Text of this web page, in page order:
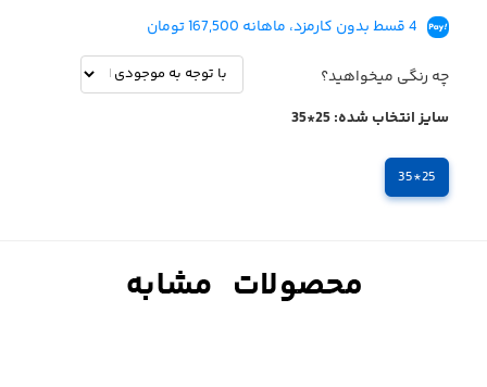
4 قسط بدون کارمزد، ماهانه 167,500 تومان
چه رنگی میخواهید؟
سایز انتخاب شده:25*35
25*35